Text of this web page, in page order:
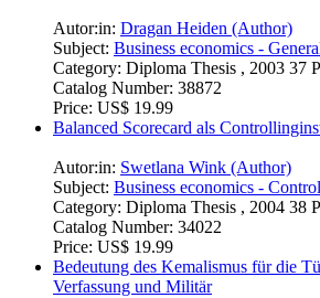
Autor:in: Dragan Heiden (Author)
Subject: Business economics -
Category: Diploma Thesis , 2003 37
Catalog Number: 38872
Price: US$ 19.99
Balanced Scorecard als
Autor:in: Swetlana Wink (Author)
Subject: Business economics -
Category: Diploma Thesis , 2004 38
Catalog Number: 34022
Price: US$ 19.99
Bedeutung des Kemalismus für die
Verfassung und Militär